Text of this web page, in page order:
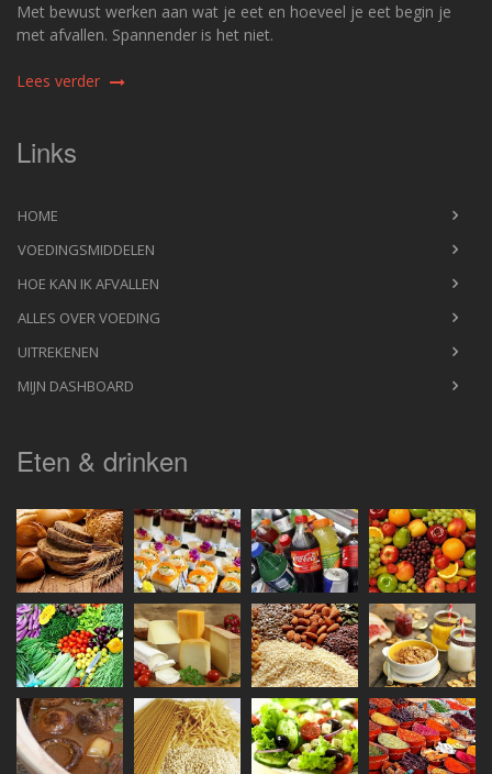
Met bewust werken aan wat je eet en hoeveel je eet begin je
met afvallen. Spannender is het niet.
Lees verder
Links
HOME
VOEDINGSMIDDELEN
HOE KAN IK AFVALLEN
ALLES OVER VOEDING
UITREKENEN
MIJN DASHBOARD
Eten & drinken